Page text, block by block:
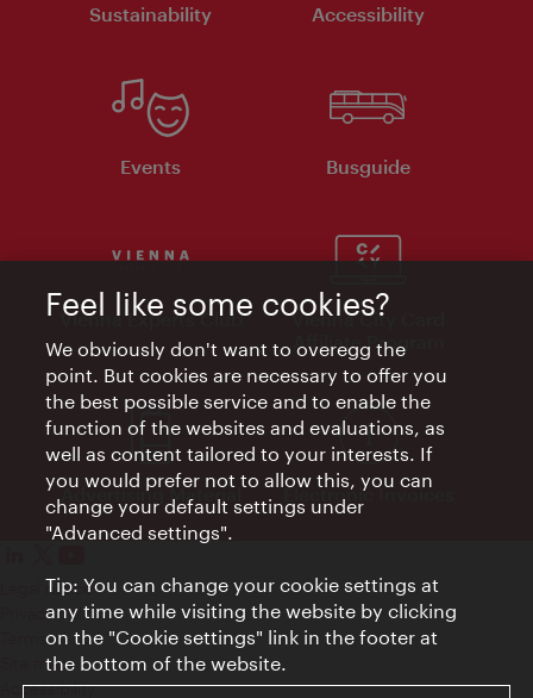
Sustainability Accessibility
Events Busguide
Vienna Experts Club
Vienna City Card
Affiliate Program
Advertising Material Electronic Invoices
Legal notice
Privacy policy
Terms of Use
Site map
Accessibility
Feel like some cookies?
We obviously don't want to overegg the
point. But cookies are necessary to offer you
the best possible service and to enable the
function of the websites and evaluations, as
well as content tailored to your interests. If
you would prefer not to allow this, you can
change your default settings under
"Advanced settings".
Tip: You can change your cookie settings at
any time while visiting the website by clicking
on the "Cookie settings" link in the footer at
the bottom of the website.